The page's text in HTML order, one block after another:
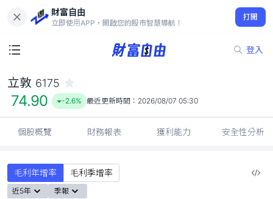
財富自由
立即使用APP，開啟您的股市智慧導航！
打開
登入
74.90
-2.6%
立敦 6175
74.90 -2.6% 最近更新時間： 2026/08/07 05:30
個股概覽 財務報表 獲利能力 安全性分析
毛利年增率 毛利季增率
近5年 季報